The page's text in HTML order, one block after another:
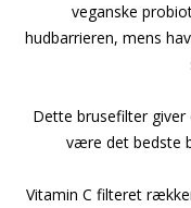
veganske
hudbarrieren, mens
Dette brusefilter giver
være det bedste
Vitamin C filteret